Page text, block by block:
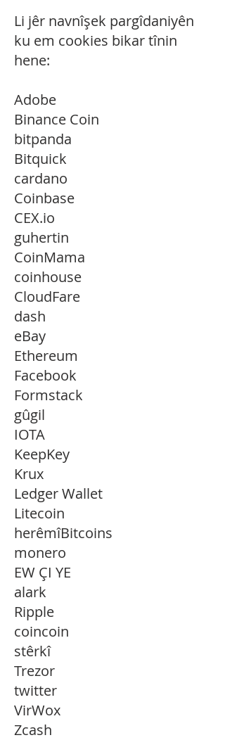
Li jêr navnîşek pargîdaniyên
ku em cookies bikar tînin
hene:
Adobe
Binance Coin
bitpanda
Bitquick
cardano
Coinbase
CEX.io
guhertin
CoinMama
coinhouse
CloudFare
dash
eBay
Ethereum
Facebook
Formstack
gûgil
IOTA
KeepKey
Krux
Ledger Wallet
Litecoin
herêmîBitcoins
monero
EW ÇI YE
alark
Ripple
coincoin
stêrkî
Trezor
twitter
VirWox
Zcash